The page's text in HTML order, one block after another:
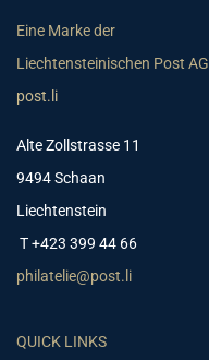
Eine Marke der
Liechtensteinischen Post AG
post.li
Alte Zollstrasse 11
9494 Schaan
Liechtenstein
T +423 399 44 66
philatelie@post.li
QUICK LINKS